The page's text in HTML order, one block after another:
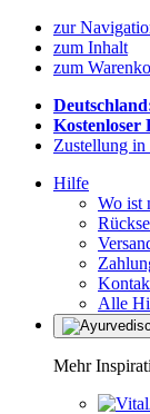
zur
zum Inhalt
zum
Kostenloser
Zustellung in
Hilfe
Wo ist
Alle
Mehr